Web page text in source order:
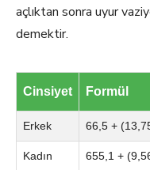
açlıktan sonra uyur
demektir.
Cinsiyet Formül
Erkek 66,5 +
Kadın 655,1 +